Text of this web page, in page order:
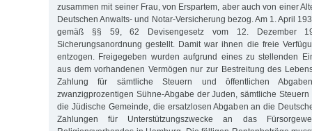
zusammen mit seiner Frau, von Erspartem, aber auch von einer
Deutschen Anwalts- und Notar-Versicherung bezog. Am 1. April
gemäß §§ 59, 62 Devisengesetz vom 12. Dezember
Sicherungsanordnung gestellt. Damit war ihnen die freie
entzogen. Freigegeben wurden aufgrund eines zu stellenden
aus dem vorhandenen Vermögen nur zur Bestreitung des
Zahlung für sämtliche Steuern und öffentlichen
zwanzigprozentigen Sühne-Abgabe der Juden, sämtliche
die Jüdische Gemeinde, die ersatzlosen Abgaben an die
Zahlungen für Unterstützungszwecke an das